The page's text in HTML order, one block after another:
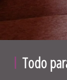
Todo